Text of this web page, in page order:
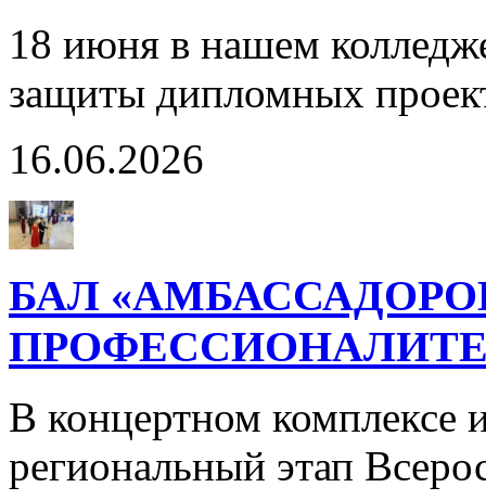
18 июня в нашем
защиты дипломных
16.06.2026
БАЛ
В концертном комплексе
региональный этап